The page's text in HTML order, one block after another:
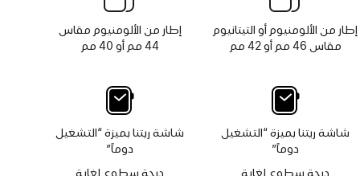
إطار من الألومنيوم أو التيتانيوم
مقاس 46 مم أو 42 مم
شاشة ريتنا بميزة “التشغيل
دوماً”
درجة سطوع لغاية
إطار من الألومنيوم مقاس
44 مم أو 40 مم
شاشة ريتنا بميزة “التشغيل
دوماً”
درجة سطوع لغاية